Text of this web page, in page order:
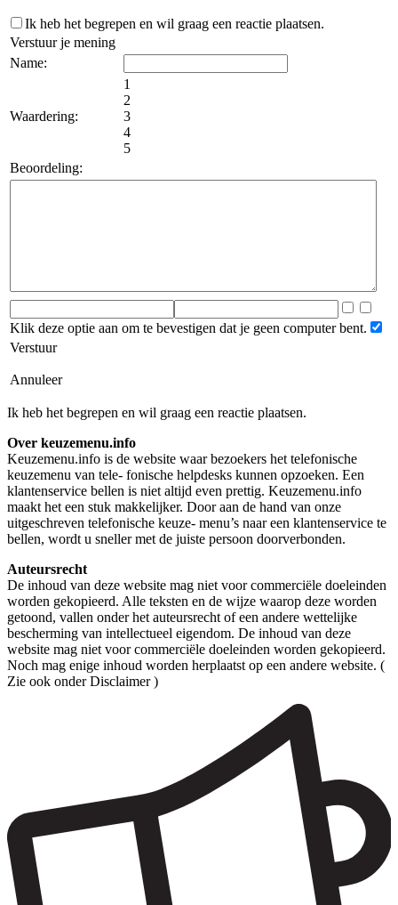
Ik heb het begrepen en wil graag een reactie plaatsen.
Verstuur je mening
Name:
Waardering:
1
2
3
4
5
Beoordeling:
Klik deze optie aan om te bevestigen dat je geen computer bent.
Verstuur
Annuleer
Ik heb het begrepen en wil graag een reactie plaatsen.
Over keuzemenu.info
Keuzemenu.info is de website waar bezoekers het telefonische
keuzemenu van tele- fonische helpdesks kunnen opzoeken. Een
klantenservice bellen is niet altijd even prettig. Keuzemenu.info
maakt het een stuk makkelijker. Door aan de hand van onze
uitgeschreven telefonische keuze- menu’s naar een klantenservice te
bellen, wordt u sneller met de juiste persoon doorverbonden.
Auteursrecht
De inhoud van deze website mag niet voor commerciële doeleinden
worden gekopieerd. Alle teksten en de wijze waarop deze worden
getoond, vallen onder het auteursrecht of een andere wettelijke
bescherming van intellectueel eigendom. De inhoud van deze
website mag niet voor commerciële doeleinden worden gekopieerd.
Noch mag enige inhoud worden herplaatst op een andere website. (
Zie ook onder Disclaimer )